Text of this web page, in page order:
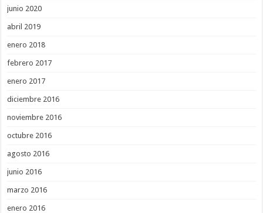
junio 2020
abril 2019
enero 2018
febrero 2017
enero 2017
diciembre 2016
noviembre 2016
octubre 2016
agosto 2016
junio 2016
marzo 2016
enero 2016